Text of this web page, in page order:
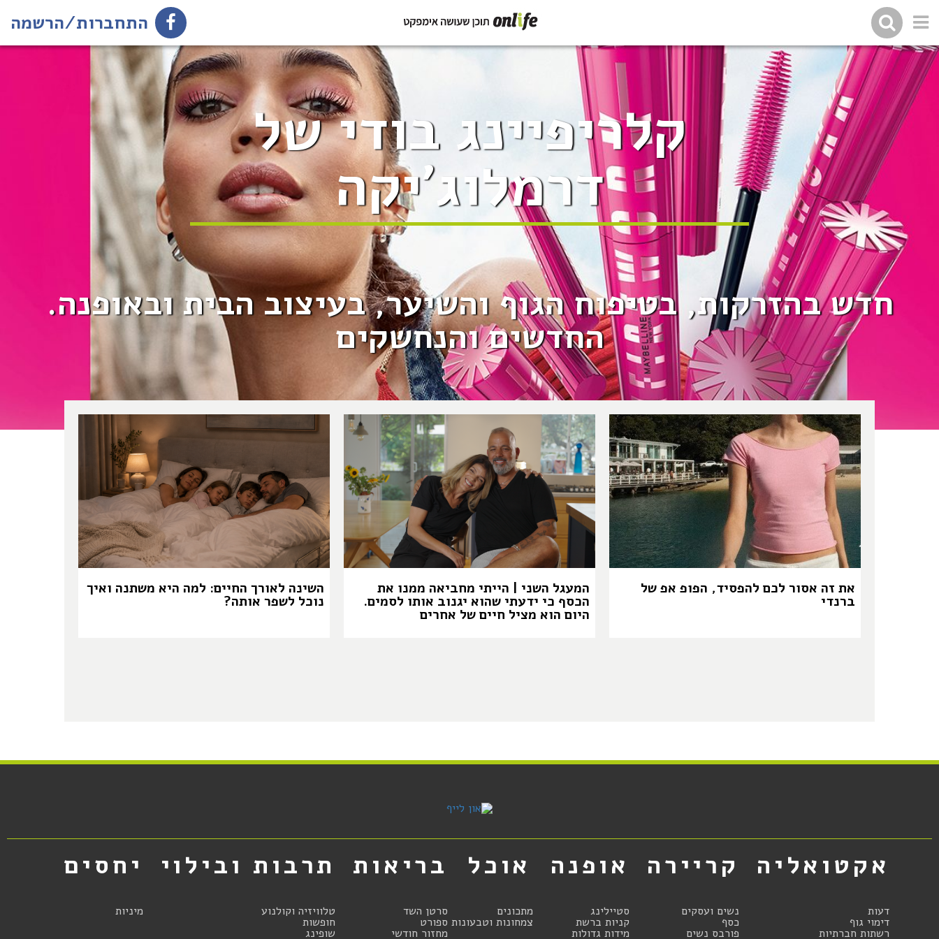
התחברות/הרשמה
קלריפיינג בודי של
דרמלוג'יקה
חדש בהזרקות, בטיפוח הגוף והשיער, בעיצוב הבית ובאופנה.
החדשים והנחשקים
את זה אסור לכם להפסיד, הפופ אפ של
ברנדי
המעגל השני | הייתי מחביאה ממנו את
הכסף כי ידעתי שהוא יגנוב אותו לסמים.
היום הוא מציל חיים של אחרים
השינה לאורך החיים: למה היא משתנה ואיך
נוכל לשפר אותה?
אקטואליה
דעות
דימוי גוף
רשתות חברתיות
קריירה
נשים ועסקים
כסף
פורבס נשים
אופנה
סטיילינג
קניות ברשת
מידות גדולות
אוכל
מתכונים
צמחונות וטבעונות
בריאות
סרטן השד
ספורט
מחזור חודשי
תרבות ובילוי
טלוויזיה וקולנוע
חופשות
שופינג
יחסים
מיניות